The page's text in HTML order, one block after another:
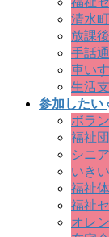
清水
放課
手話
車い
生活
参加したい
ボラ
福祉
シニ
いき
福祉
福祉
オレ